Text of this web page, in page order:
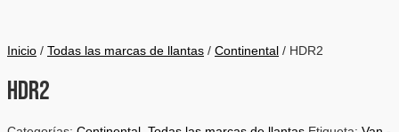
Inicio / Todas las marcas de llantas / Continental / HDR2
HDR2